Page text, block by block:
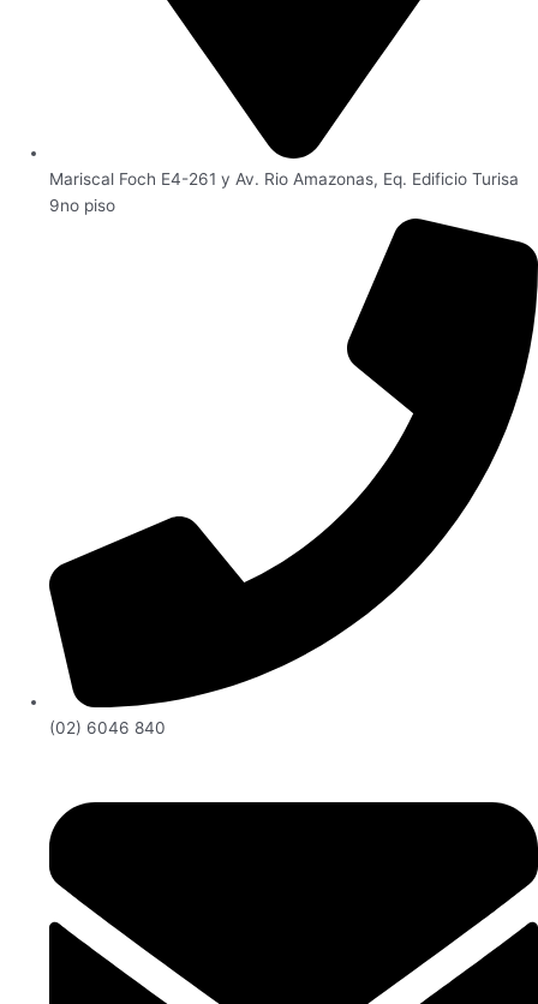
Mariscal Foch E4-261 y Av. Rio Amazonas, Eq. Edificio Turisa
9no piso
(02) 6046 840